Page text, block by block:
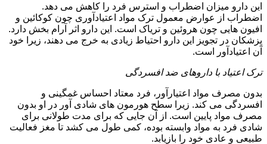
این دارو میزان اضطراب و استرس فرد را کاهش می دهد.
اضطراب از عوارض معمول ترک مواد اعتیادآوری چون کوکائین و
افیون هایی چون هروئین و تریاک است. این دارو اثر آرام بخش دارد.
پزشکان در تجویز این دارو احتیاط زیادی به خرج می دهند، زیرا خود
آن اعتیادآور است.
ترک اعتیاد با داروهای ضد افسردگی
بدون مصرف مواد اعتیارآور، فرد معتاد احساس غمگینی و
افسردگی می کند. زیرا سطح هورمون های شادی آور در او بدون
مصرف مواد پایین است. از آن جایی که برای مدت طولانی برای
شادی فرد به مواد وابسته بوده، کمی طول می کشد تا مغز فعالیت
طبیعی و عادی خود را بازیابد.